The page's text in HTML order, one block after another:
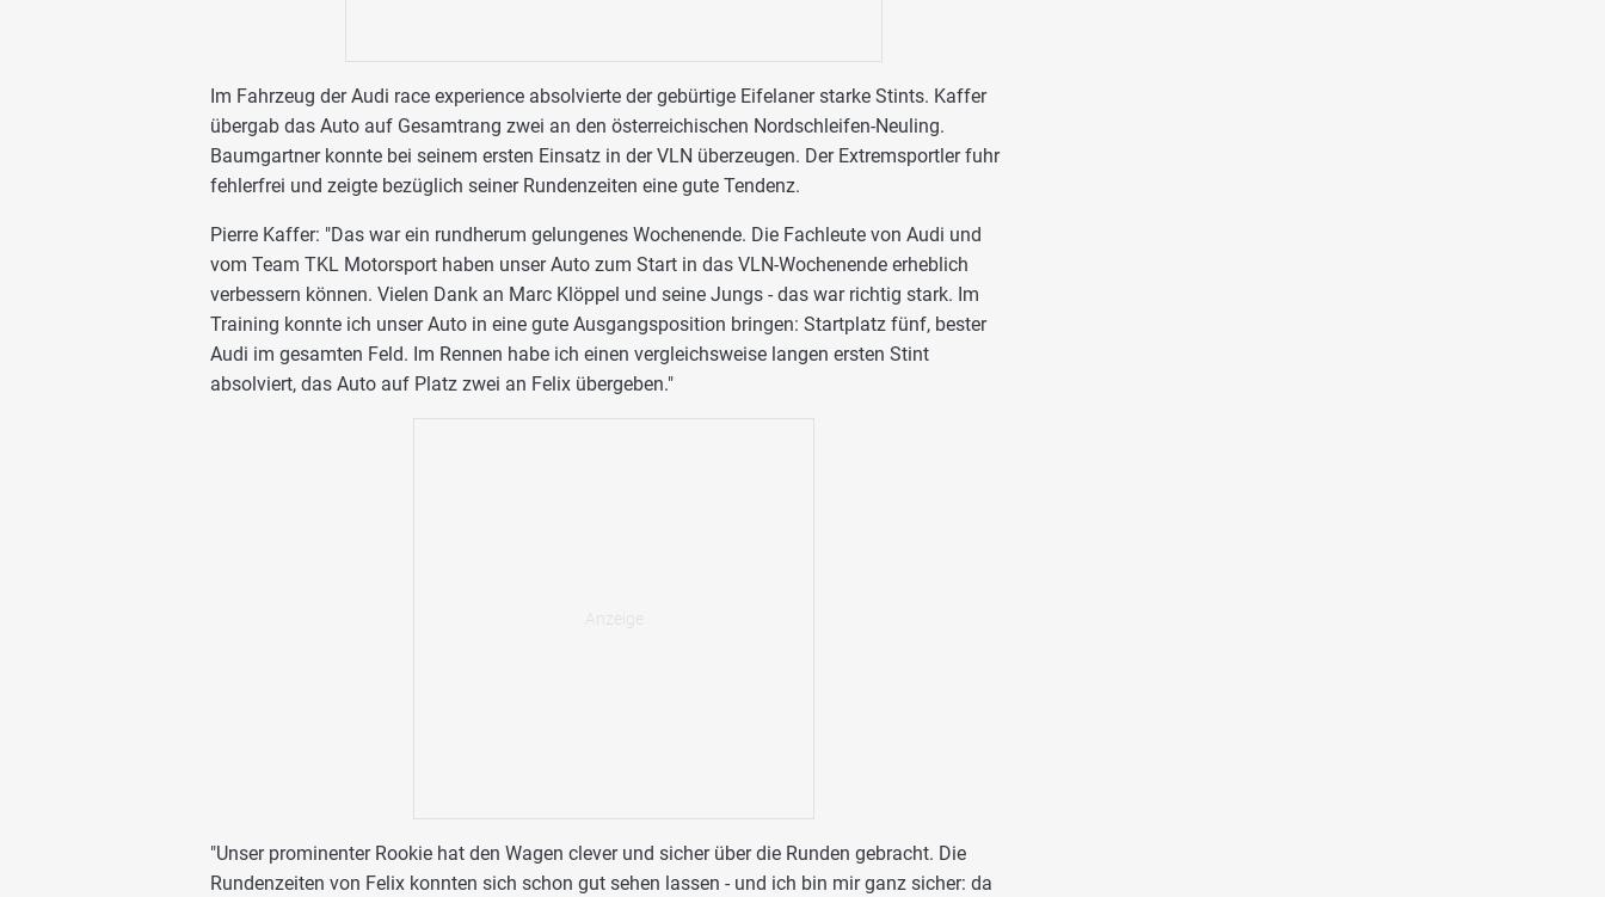
Im Fahrzeug der Audi race experience absolvierte der gebürtige Eifelaner starke Stints. Kaffer
übergab das Auto auf Gesamtrang zwei an den österreichischen Nordschleifen-Neuling.
Baumgartner konnte bei seinem ersten Einsatz in der VLN überzeugen. Der Extremsportler fuhr
fehlerfrei und zeigte bezüglich seiner Rundenzeiten eine gute Tendenz.
Pierre Kaffer: "Das war ein rundherum gelungenes Wochenende. Die Fachleute von Audi und
vom Team TKL Motorsport haben unser Auto zum Start in das VLN-Wochenende erheblich
verbessern können. Vielen Dank an Marc Klöppel und seine Jungs - das war richtig stark. Im
Training konnte ich unser Auto in eine gute Ausgangsposition bringen: Startplatz fünf, bester
Audi im gesamten Feld. Im Rennen habe ich einen vergleichsweise langen ersten Stint
absolviert, das Auto auf Platz zwei an Felix übergeben."
"Unser prominenter Rookie hat den Wagen clever und sicher über die Runden gebracht. Die
Rundenzeiten von Felix konnten sich schon gut sehen lassen - und ich bin mir ganz sicher: da